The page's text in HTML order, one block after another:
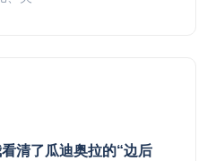
清了瓜迪奥拉的“边后